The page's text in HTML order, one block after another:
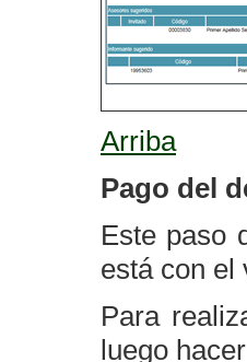
Arriba
Pago del
Este paso
está con el
Para
luego